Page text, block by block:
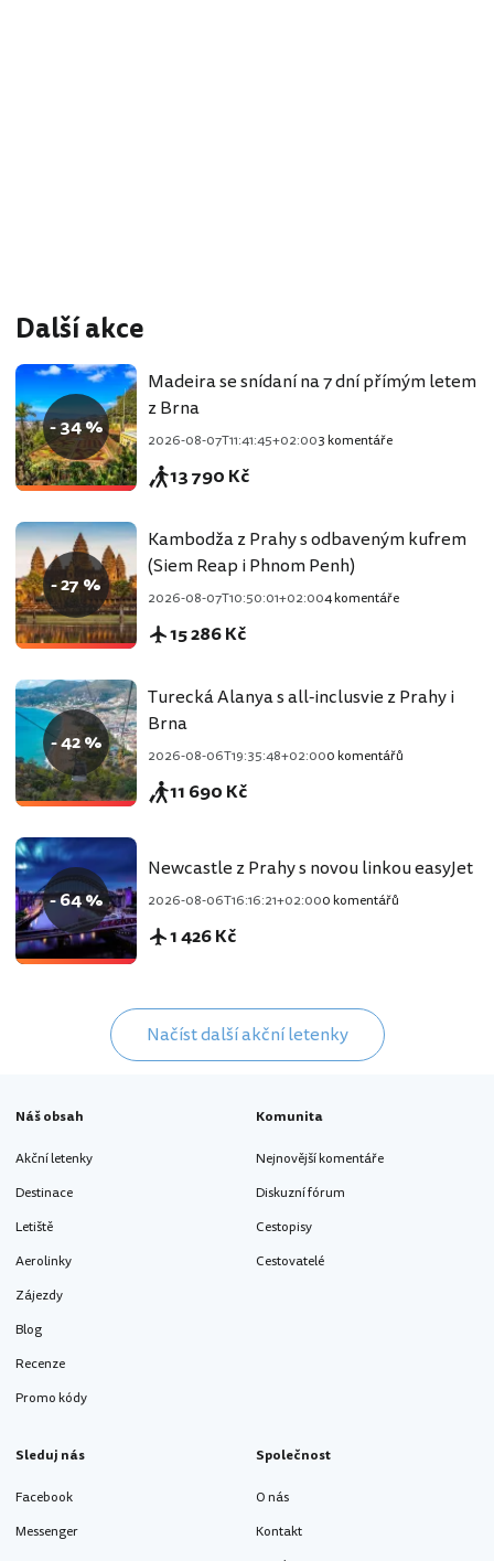
Další akce
- 34 %
Madeira se snídaní na 7 dní přímým letem
z Brna
2026-08-07T11:41:45+02:003 komentáře
13 790 Kč
- 27 %
Kambodža z Prahy s odbaveným kufrem
(Siem Reap i Phnom Penh)
2026-08-07T10:50:01+02:004 komentáře
15 286 Kč
- 42 %
Turecká Alanya s all-inclusvie z Prahy i
Brna
2026-08-06T19:35:48+02:000 komentářů
11 690 Kč
- 64 %
Newcastle z Prahy s novou linkou easyJet
2026-08-06T16:16:21+02:000 komentářů
1 426 Kč
Načíst další akční letenky
Náš obsah
Akční letenky
Destinace
Letiště
Aerolinky
Zájezdy
Blog
Recenze
Promo kódy
Komunita
Nejnovější komentáře
Diskuzní fórum
Cestopisy
Cestovatelé
Sleduj nás
Facebook
Messenger
Společnost
O nás
Kontakt